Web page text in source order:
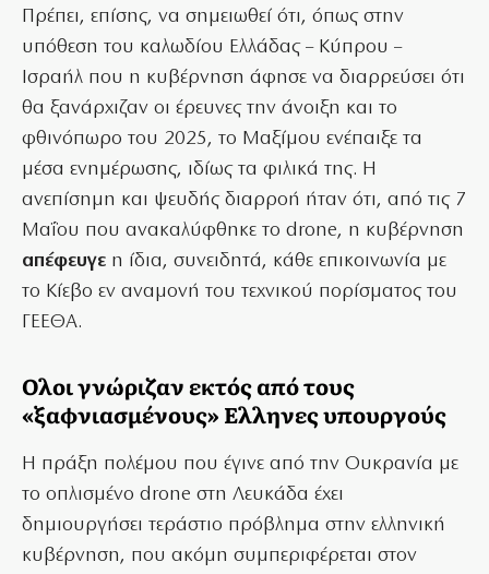
Πρέπει, επίσης, να σημειωθεί ότι, όπως στην
υπόθεση του καλωδίου Ελλάδας – Κύπρου –
Ισραήλ που η κυβέρνηση άφησε να διαρρεύσει ότι
θα ξανάρχιζαν οι έρευνες την άνοιξη και το
φθινόπωρο του 2025, το Μαξίμου ενέπαιξε τα
μέσα ενημέρωσης, ιδίως τα φιλικά της. Η
ανεπίσημη και ψευδής διαρροή ήταν ότι, από τις 7
Μαΐου που ανακαλύφθηκε το drone, η κυβέρνηση
απέφευγε η ίδια, συνειδητά, κάθε επικοινωνία με
το Κίεβο εν αναμονή του τεχνικού πορίσματος του
ΓΕΕΘΑ.
Ολοι γνώριζαν εκτός από τους
«ξαφνιασμένους» Ελληνες υπουργούς
Η πράξη πολέμου που έγινε από την Ουκρανία με
το οπλισμένο drone στη Λευκάδα έχει
δημιουργήσει τεράστιο πρόβλημα στην ελληνική
κυβέρνηση, που ακόμη συμπεριφέρεται στον